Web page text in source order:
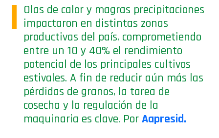
Olas de calor y magras precipitaciones
impactaron en distintas zonas
productivas del país, comprometiendo
entre un 10 y 40% el rendimiento
potencial de los principales cultivos
estivales. A fin de reducir aún más las
pérdidas de granos, la tarea de
cosecha y la regulación de la
maquinaria es clave. Por Aapresid.